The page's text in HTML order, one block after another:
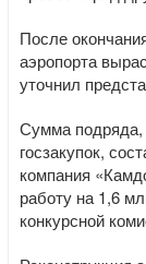
После
аэропорта
уточнил
Сумма подряда,
госзакупок,
компания
работу на 1,6
конкурсной